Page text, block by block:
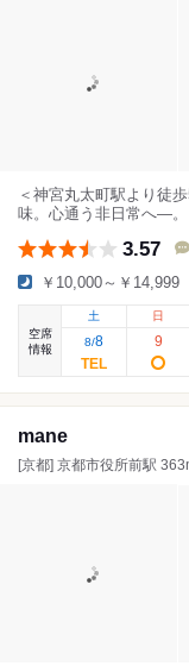
＜神宮丸太町駅より徒
味。心通う非日常へ―。
3.57
￥10,000～￥14,999
空席
情報
土
8/8
日
9
mane
[京都] 京都市役所前駅